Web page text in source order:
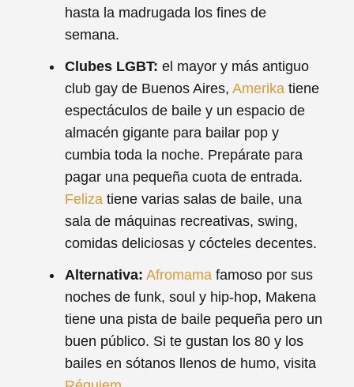
hasta la madrugada los fines de
semana.
Clubes LGBT: el mayor y más antiguo
club gay de Buenos Aires, Amerika tiene
espectáculos de baile y un espacio de
almacén gigante para bailar pop y
cumbia toda la noche. Prepárate para
pagar una pequeña cuota de entrada.
Feliza tiene varias salas de baile, una
sala de máquinas recreativas, swing,
comidas deliciosas y cócteles decentes.
Alternativa: Afromama famoso por sus
noches de funk, soul y hip-hop, Makena
tiene una pista de baile pequeña pero un
buen público. Si te gustan los 80 y los
bailes en sótanos llenos de humo, visita